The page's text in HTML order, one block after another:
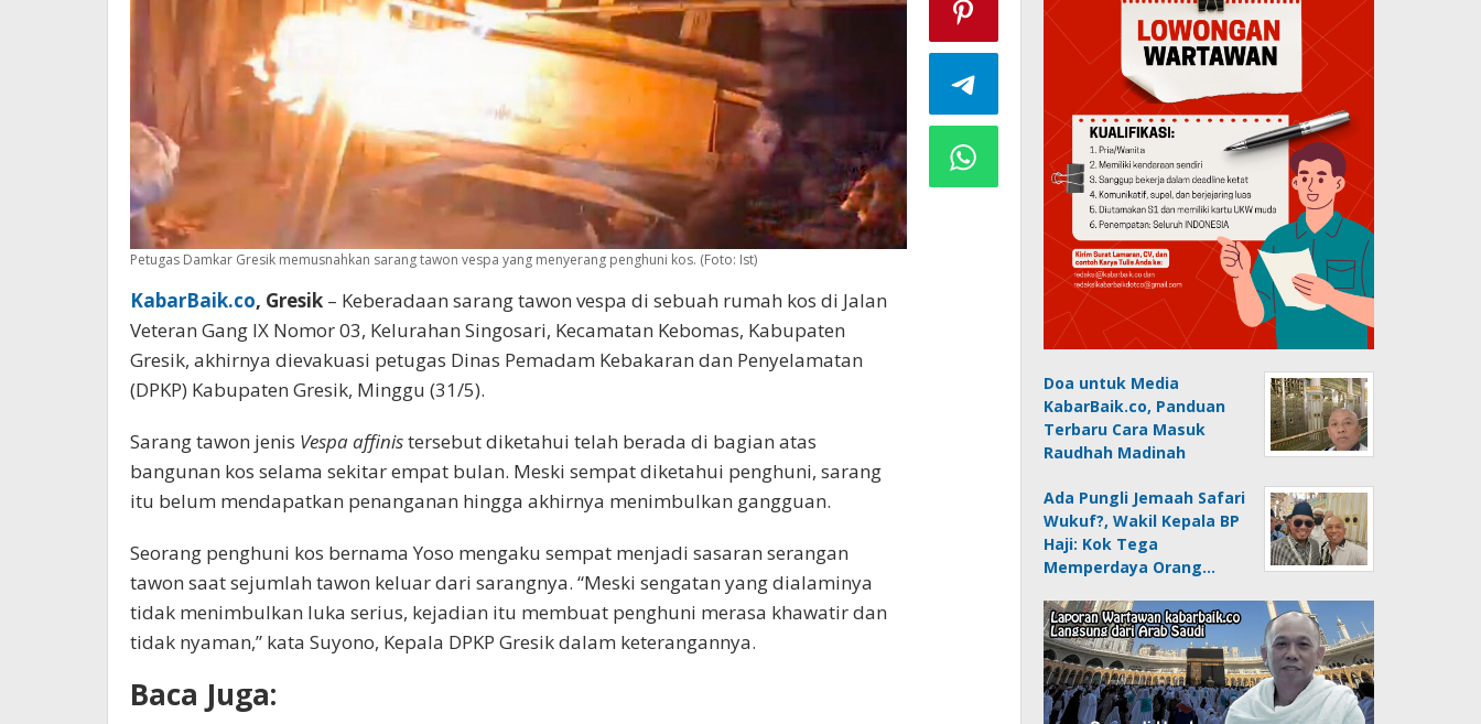
Petugas Damkar Gresik memusnahkan sarang tawon vespa yang menyerang penghuni kos. (Foto: Ist)
KabarBaik.co, Gresik – Keberadaan sarang tawon vespa di sebuah rumah kos di Jalan
Veteran Gang IX Nomor 03, Kelurahan Singosari, Kecamatan Kebomas, Kabupaten
Gresik, akhirnya dievakuasi petugas Dinas Pemadam Kebakaran dan Penyelamatan
(DPKP) Kabupaten Gresik, Minggu (31/5).
Sarang tawon jenis Vespa affinistersebut diketahui telah berada di bagian atas
bangunan kos selama sekitar empat bulan. Meski sempat diketahui penghuni, sarang
itu belum mendapatkan penanganan hingga akhirnya menimbulkan gangguan.
Seorang penghuni kos bernama Yoso mengaku sempat menjadi sasaran serangan
tawon saat sejumlah tawon keluar dari sarangnya. “Meski sengatan yang dialaminya
tidak menimbulkan luka serius, kejadian itu membuat penghuni merasa khawatir dan
tidak nyaman,” kata Suyono, Kepala DPKP Gresik dalam keterangannya.
Baca Juga:
Doa untuk Media
KabarBaik.co, Panduan
Terbaru Cara Masuk
Raudhah Madinah
Ada Pungli Jemaah Safari
Wukuf?, Wakil Kepala BP
Haji: Kok Tega
Memperdaya Orang…